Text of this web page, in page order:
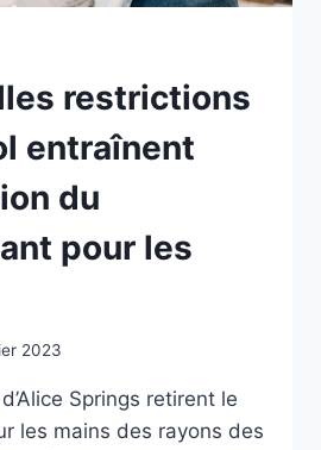
restrictions
entraînent
du
pour les
2023
Springs retirent le
les mains des rayons des